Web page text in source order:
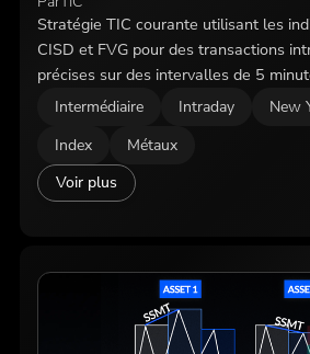
Stratégie TIC courante utilisant les
CISD et FVG pour des transactions
précises sur des intervalles de 5
Intermédiaire Intraday
New
Index
Métaux
Voir plus